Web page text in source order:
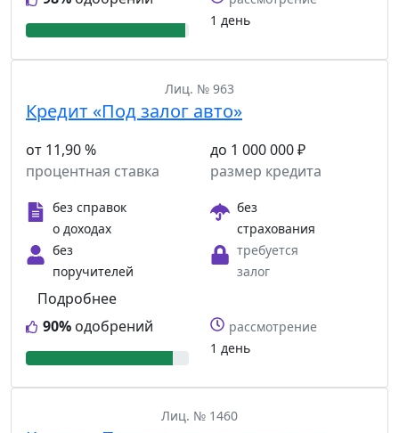
1 день
Лиц. № 963
Кредит «Под залог авто»
от 11,90 %
процентная ставка
до 1 000 000 ₽
размер кредита
без справок
о доходах
без
страхования
без
поручителей
требуется
залог
90% одобрений
Подробнее
рассмотрение
1 день
Лиц. № 1460